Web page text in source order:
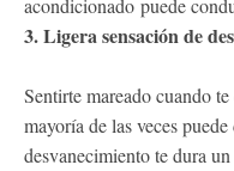
acondicionado puede
3. Ligera sensación de
Sentirte mareado cuando
mayoría de las veces
desvanecimiento te dura